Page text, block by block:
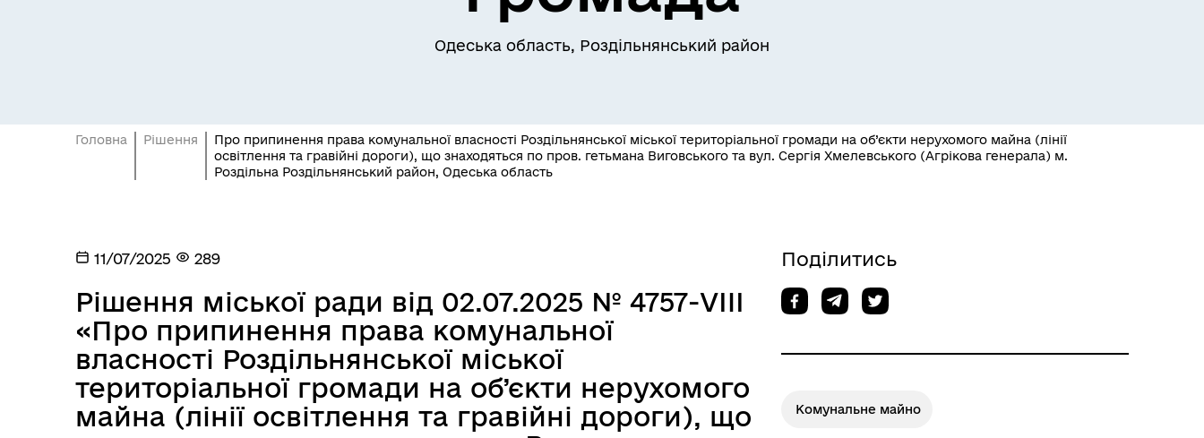
Одеська область, Роздільнянський район
Головна Рішення
Про припинення права комунальної власності Роздільнянської міської територіальної громади на об’єкти нерухомого майна (лінії
освітлення та гравійні дороги), що знаходяться по пров. гетьмана Виговського та вул. Сергія Хмелевського (Агрікова генерала) м.
Роздільна Роздільнянський район, Одеська область
11/07/2025 289
Рішення міської ради від 02.07.2025 № 4757-VIIІ
«Про припинення права комунальної
власності Роздільнянської міської
територіальної громади на об’єкти нерухомого
майна (лінії освітлення та гравійні дороги), що
Поділитись
Комунальне майно